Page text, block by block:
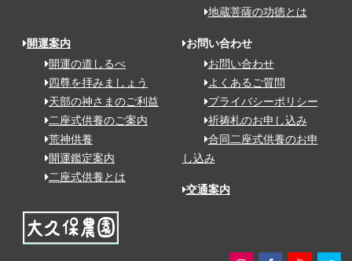
地蔵菩薩の功徳とは
開運案内
開運の道しるべ
四尊を拝みましょう
天部の神さまのご利益
二座式供養のご案内
荒神供養
開運鑑定案内
二座式供養とは
お問い合わせ
お問い合わせ
よくあるご質問
プライバシーポリシー
祈祷札のお申し込み
合同二座式供養のお申
し込み
交通案内